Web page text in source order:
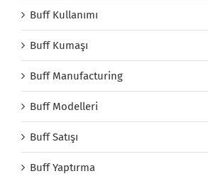
Buff Kullanımı
Buff Kumaşı
Buff Manufacturing
Buff Modelleri
Buff Satışı
Buff Yaptırma